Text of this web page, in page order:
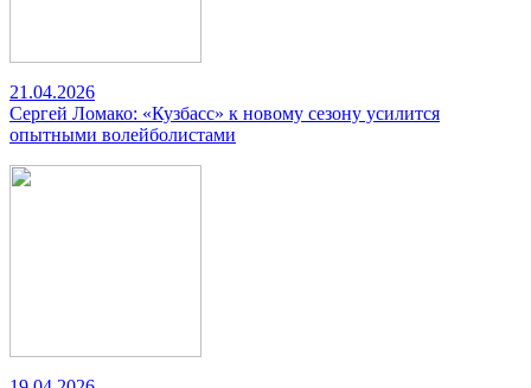
21.04.2026
Сергей Ломако: «Кузбасс» к новому сезону усилится
опытными волейболистами